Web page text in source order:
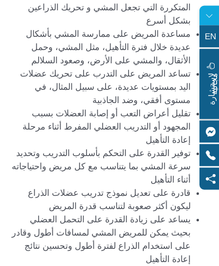
المتكررة التي تجعل المشي و تحريك الذراعين
بشكل أسرع
مساعدة المريض على ممارسة المشي بأشكال
عديدة خلال فترة التأهيل، مثل المشي، وحمل
الأثقال، والمشي على الأرض، وصعود السلالم
تساعد المريض على التدرب على تحريك عضلات
اليد بمستويات عديدة، على سبيل المثال، في
مستوى أفقي، وضد الجاذبية
تقليل أعراض التعب أو إصابة العضلات بسبب
المجهود أو التدريب العضلي المفرط أثناء مرحلة
إعادة التأهيل
توفير القدرة على التحكم بأسلوب التدريب وتحديد
سرعة المشي بما يتناسب مع كل مريض واحتياجاته
أثناء التأهيل
قادرة على تعديل نموذج تدريب عضلات الذراع
ليكون أكثر صعوبة لتناسب قدرة المريض
يساعد على زيادة القدرة على التحمل العضلي
بحيث يمكن للمريض المشي لمسافات أطول وقادر
على استخدام الذراع لفترة أطول وتحسين نتائج
إعادة التأهيل
EN
ل
ا
س
ت
ش
ا
ر
ة
م
ج
ا
ن
ي
ة